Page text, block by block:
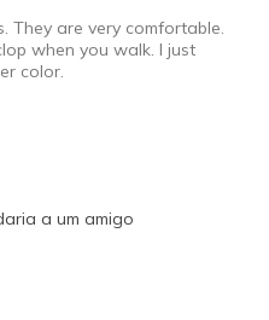
They are very comfortable.
when you walk. I just
color.
a um amigo